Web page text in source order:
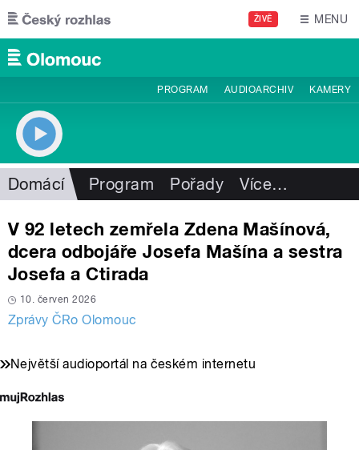
Přejít k hlavnímu obsahu
ŽIVĚ MENU
PROGRAM AUDIOARCHIV KAMERY
Domácí Program Pořady Více…
V 92 letech zemřela Zdena Mašínová,
dcera odbojáře Josefa Mašína a sestra
Josefa a Ctirada
10. červen 2026
Zprávy ČRo Olomouc
Největší audioportál na českém internetu